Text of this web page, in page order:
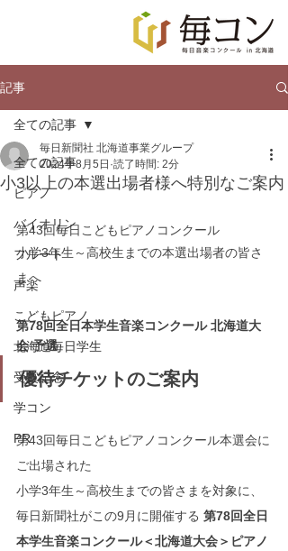
記事
全ての記事
ピアノ
バイオリン
フルート
声楽
こどもピアノ
北海道毎日学生
受賞記念
学コン
PR
全ての記事
小3以上の本選出場者様へ特別なご案内
毎日新聞社 北海道事業グループ
2024年8月5日 読了時間: 2分
第43回毎日こどもピアノコンクール
小学3年生～高校生までの本選出場者の皆さ
まへ
第78回全日本学生音楽コンクール 北海道大
会 予選
優待チケットのご案内
第43回毎日こどもピアノコンクール本選会に
ご出場された
小学3年生～高校生までの皆さまを対象に、
毎日新聞社がこの9月に開催する 第78回全日
本学生音楽コンクール＜北海道大会＞ピアノ